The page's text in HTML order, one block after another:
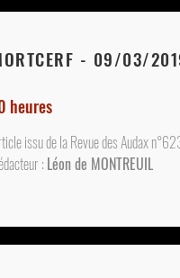
- 09/03/
heures
issu de la Revue des Audax
: Léon de MONTREUIL